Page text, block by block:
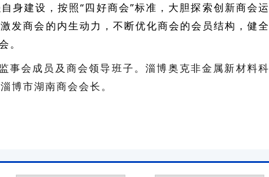
身建设，按照“四好商会”标准，大胆探索创新商会运
发商会的内生动力，不断优化商会的会员结构，健全
。
事会成员及商会领导班子。淄博奥克非金属新材料科
博市湖南商会会长。